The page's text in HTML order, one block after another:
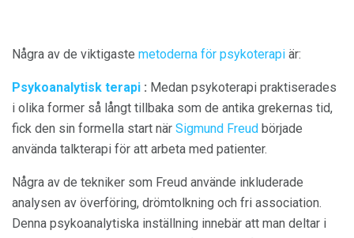
Några av de viktigaste metoderna för psykoterapi är:
Psykoanalytisk terapi : Medan psykoterapi praktiserades
i olika former så långt tillbaka som de antika grekernas tid,
fick den sin formella start när Sigmund Freud började
använda talkterapi för att arbeta med patienter.
Några av de tekniker som Freud använde inkluderade
analysen av överföring, drömtolkning och fri association.
Denna psykoanalytiska inställning innebär att man deltar i